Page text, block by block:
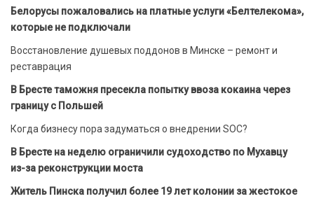
Белорусы пожаловались на платные услуги «Белтелекома»,
которые не подключали
Восстановление душевых поддонов в Минске – ремонт и
реставрация
В Бресте таможня пресекла попытку ввоза кокаина через
границу с Польшей
Когда бизнесу пора задуматься о внедрении SOC?
В Бресте на неделю ограничили судоходство по Мухавцу
из-за реконструкции моста
Житель Пинска получил более 19 лет колонии за жестокое